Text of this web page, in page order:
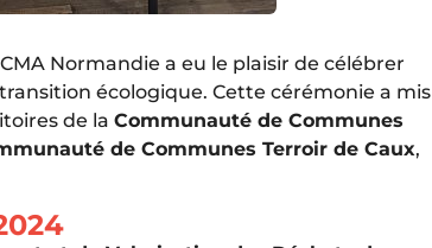
CMA Normandie a eu le plaisir de célébrer
écologique. Cette cérémonie a mis
de la Communauté de Communes
de Communes Terroir de Caux,